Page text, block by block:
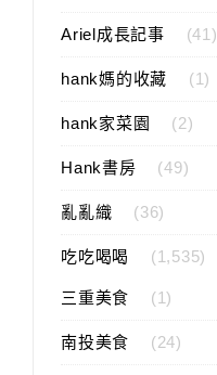
Ariel成長記事 (41)
hank媽的收藏 (1)
hank家菜園 (2)
Hank書房 (49)
亂亂織 (36)
吃吃喝喝 (1,535)
三重美食 (1)
南投美食 (24)